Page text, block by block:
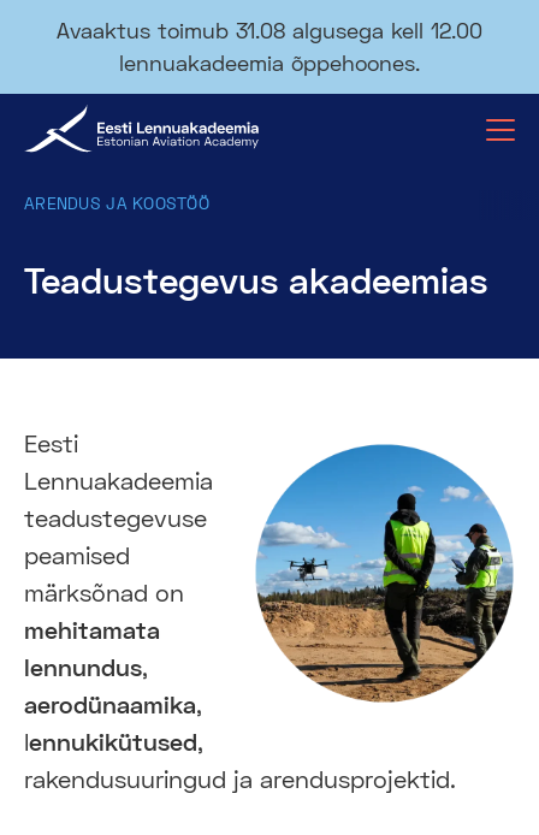
Avaaktus toimub 31.08 algusega kell 12.00
lennuakadeemia õppehoones.
ARENDUS JA KOOSTÖÖ
Teadustegevus akadeemias
Eesti
Lennuakadeemia
teadustegevuse
peamised
märksõnad on
mehitamata
lennundus,
aerodünaamika,
lennukikütused,
rakendusuuringud ja arendusprojektid.